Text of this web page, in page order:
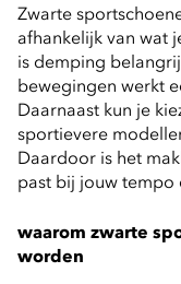
Zwarte
afhankelijk van wat
is demping
bewegingen werkt
Daarnaast kun je
sportievere
Daardoor is het
past bij jouw tempo
waarom zwarte
worden